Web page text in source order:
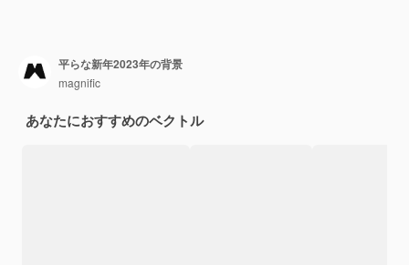
平らな新年2023年の背景
magnific
あなたにおすすめのベクトル